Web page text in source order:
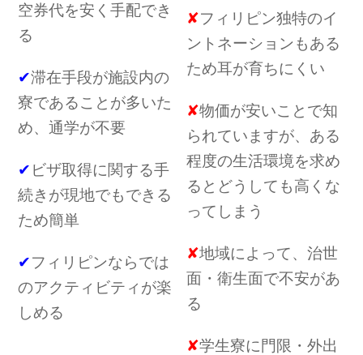
空券代を安く手配でき
る
✔滞在手段が施設内の
寮であることが多いた
め、通学が不要
✔ ビザ取得に関する手
続きが現地でもできる
ため簡単
✔フィリピンならでは
のアクティビティが楽
しめる
✘フィリピン独特のイ
ントネーションもある
ため耳が育ちにくい
✘物価が安いことで知
られていますが、ある
程度の生活環境を求め
るとどうしても高くな
ってしまう
✘地域によって、治世
面・衛生面で不安があ
る
✘学生寮に門限・外出